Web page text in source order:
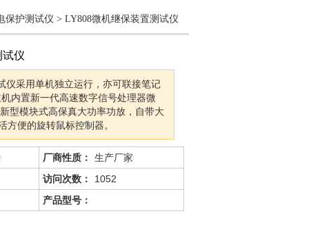
保护测试仪 > LY808微机继保装置测试仪
试仪
仪采用单机独立运行，亦可联接笔记
内置新一代高速数字信号处理器微
型模块式高保真大功率功放，自带大
方便的旋转鼠标控制器。
厂商性质：
生产厂家
访问次数：
1052
产品型号：